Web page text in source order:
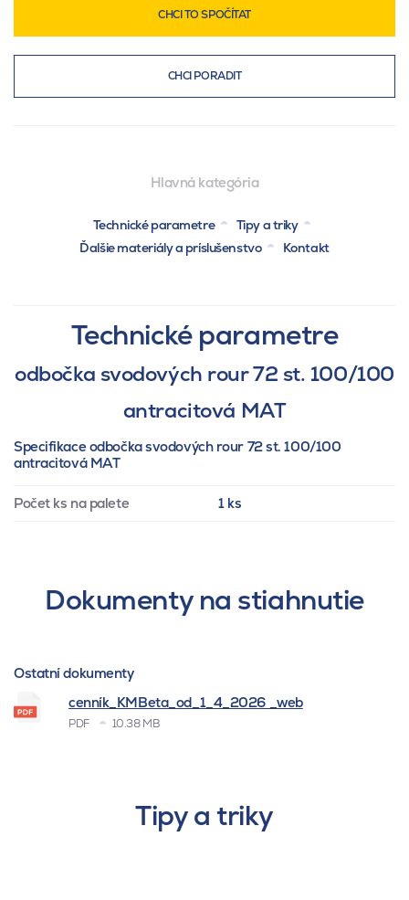
CHCI TO SPOČÍTAT
CHCI PORADIT
Hlavná kategória
Technické parametre
Tipy a triky
Ďalšie materiály a príslušenstvo
Kontakt
Technické parametre
odbočka svodových rour 72 st. 100/100
antracitová MAT
Specifikace odbočka svodových rour 72 st. 100/100
antracitová MAT
Počet ks na palete 1 ks
Dokumenty na stiahnutie
Ostatní dokumenty
cenník_KMBeta_od_1_4_2026 _web
PDF 10.38 MB
Tipy a triky